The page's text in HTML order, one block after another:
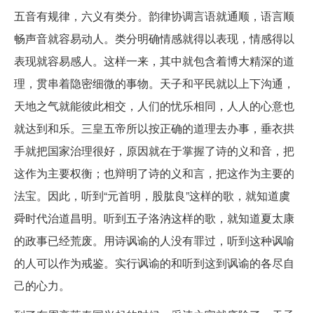
五音有规律，六义有类分。韵律协调言语就通顺，语言顺
畅声音就容易动人。类分明确情感就得以表现，情感得以
表现就容易感人。这样一来，其中就包含着博大精深的道
理，贯串着隐密细微的事物。天子和平民就以上下沟通，
天地之气就能彼此相交，人们的忧乐相同，人人的心意也
就达到和乐。三皇五帝所以按正确的道理去办事，垂衣拱
手就把国家治理很好，原因就在于掌握了诗的义和音，把
这作为主要权衡；也辩明了诗的义和言，把这作为主要的
法宝。因此，听到“元首明，股肱良”这样的歌，就知道虞
舜时代治道昌明。听到五子洛汭这样的歌，就知道夏太康
的政事已经荒废。用诗讽谕的人没有罪过，听到这种讽喻
的人可以作为戒鉴。实行讽谕的和听到这到讽谕的各尽自
己的心力。